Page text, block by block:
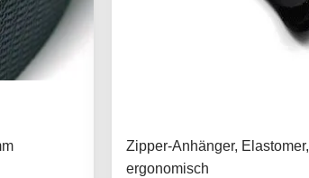
Zipper-Anhänger, Elastomer,
ergonomisch